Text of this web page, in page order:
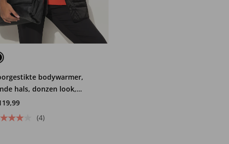
bodywarmer,
hals, donzen look,
(4)